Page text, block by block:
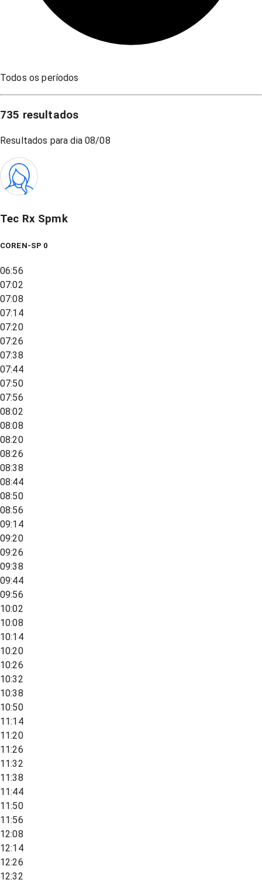
Todos os períodos
735 resultados
Resultados para dia 08/08
Tec Rx Spmk
COREN-SP 0
06:56
07:02
07:08
07:14
07:20
07:26
07:38
07:44
07:50
07:56
08:02
08:08
08:20
08:26
08:38
08:44
08:50
08:56
09:14
09:20
09:26
09:38
09:44
09:56
10:02
10:08
10:14
10:20
10:26
10:32
10:38
10:50
11:14
11:20
11:26
11:32
11:38
11:44
11:50
11:56
12:08
12:14
12:26
12:32